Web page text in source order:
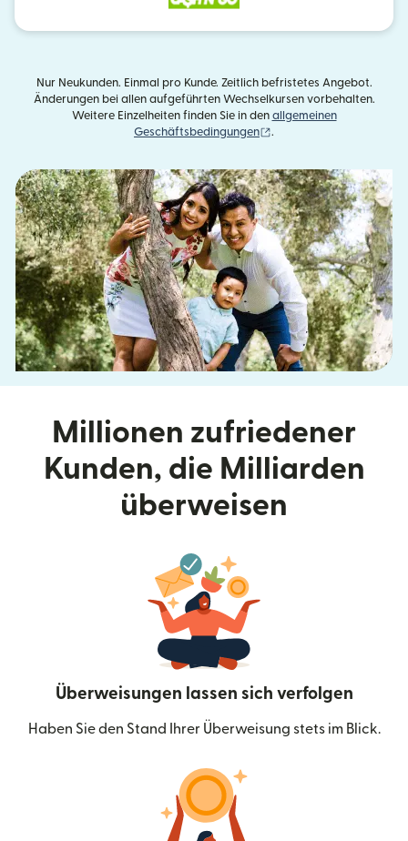
Nur Neukunden. Einmal pro Kunde. Zeitlich befristetes Angebot.
Änderungen bei allen aufgeführten Wechselkursen vorbehalten.
Weitere Einzelheiten finden Sie in den allgemeinen
Geschäftsbedingungen
.
Millionen zufriedener
Kunden, die Milliarden
überweisen
Überweisungen lassen sich verfolgen
Haben Sie den Stand Ihrer Überweisung stets im Blick.